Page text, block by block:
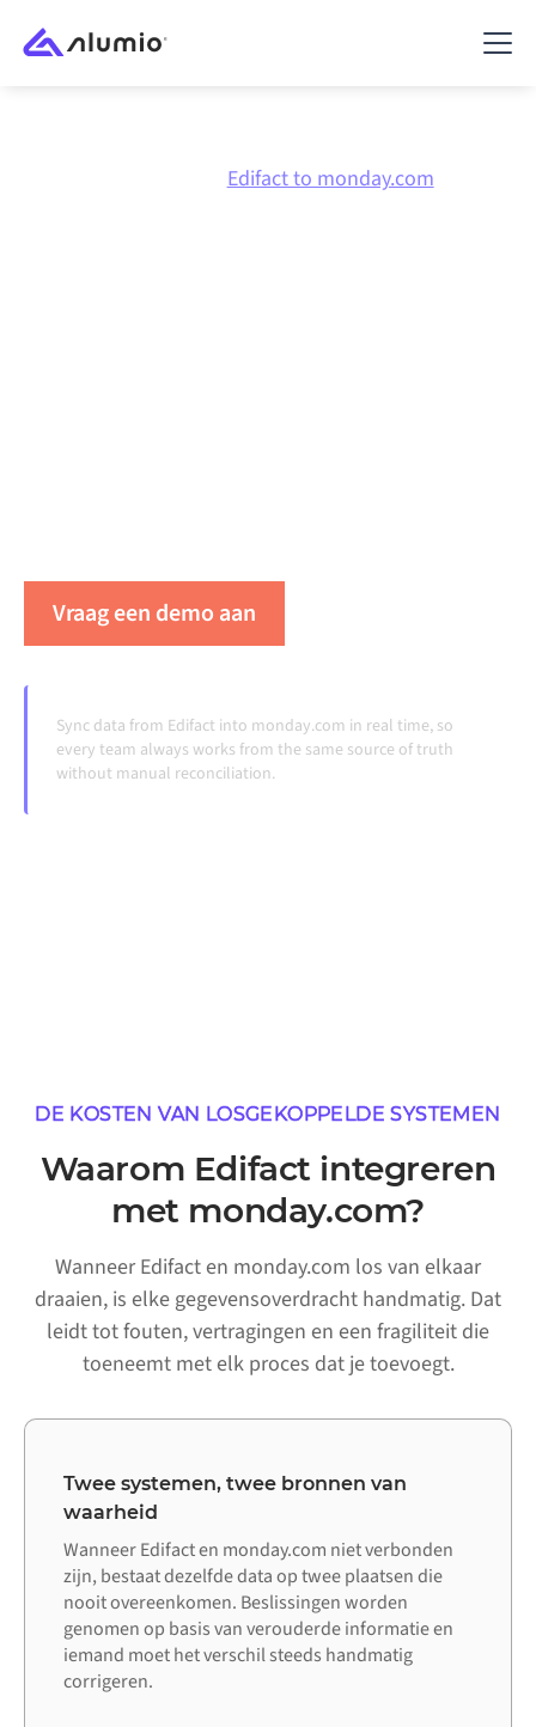
Edifact to monday.com
Vraag een demo aan
Sync data from Edifact into monday.com in real time, so
every team always works from the same source of truth
without manual reconciliation.
DE KOSTEN VAN LOSGEKOPPELDE SYSTEMEN
Waarom Edifact integreren
met monday.com?
Wanneer Edifact en monday.com los van elkaar
draaien, is elke gegevensoverdracht handmatig. Dat
leidt tot fouten, vertragingen en een fragiliteit die
toeneemt met elk proces dat je toevoegt.
Twee systemen, twee bronnen van
waarheid
Wanneer Edifact en monday.com niet verbonden
zijn, bestaat dezelfde data op twee plaatsen die
nooit overeenkomen. Beslissingen worden
genomen op basis van verouderde informatie en
iemand moet het verschil steeds handmatig
corrigeren.